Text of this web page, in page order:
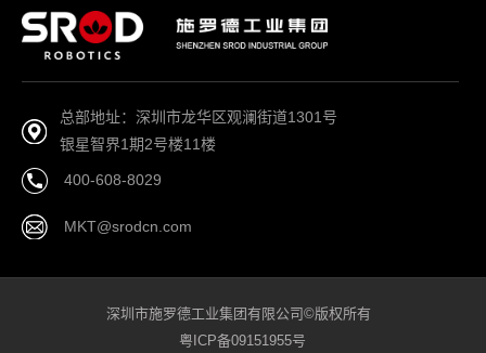
总部地址：深圳市龙华区观澜街道1301号
银星智界1期2号楼11楼
400-608-8029
MKT@srodcn.com
深圳市施罗德工业集团有限公司©版权所有
粤ICP备09151955号